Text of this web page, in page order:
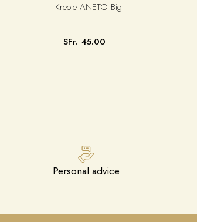
Kreole ANETO Big
SFr. 45.00
Personal advice